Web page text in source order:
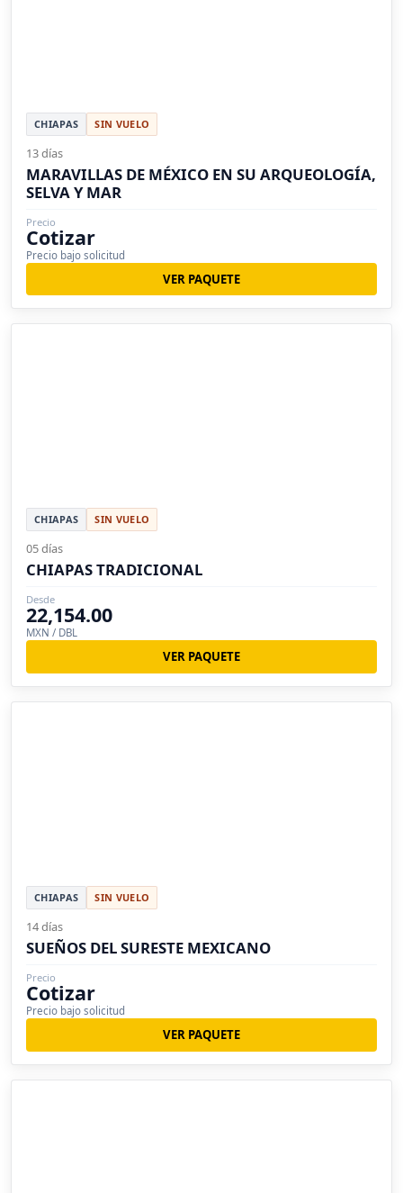
CHIAPAS SIN VUELO
13 días
MARAVILLAS DE MÉXICO EN SU ARQUEOLOGÍA,
SELVA Y MAR
Precio
Cotizar
Precio bajo solicitud
VER PAQUETE
CHIAPAS SIN VUELO
05 días
CHIAPAS TRADICIONAL
Desde
22,154.00
MXN / DBL
VER PAQUETE
CHIAPAS SIN VUELO
14 días
SUEÑOS DEL SURESTE MEXICANO
Precio
Cotizar
Precio bajo solicitud
VER PAQUETE